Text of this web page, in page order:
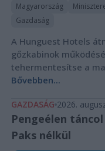
Magyarország
Gazdaság
A Hunguest Hotels
gőzkabinok
tehermentesítse a
Bővebben...
GAZDASÁG 2026.
Pengeélen
Paks nélkül